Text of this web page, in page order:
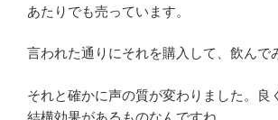
あたりでも売っています。
言われた通りにそれを購入して、飲んで
それと確かに声の質が変わりました。良
結構効果があるものなんですね。